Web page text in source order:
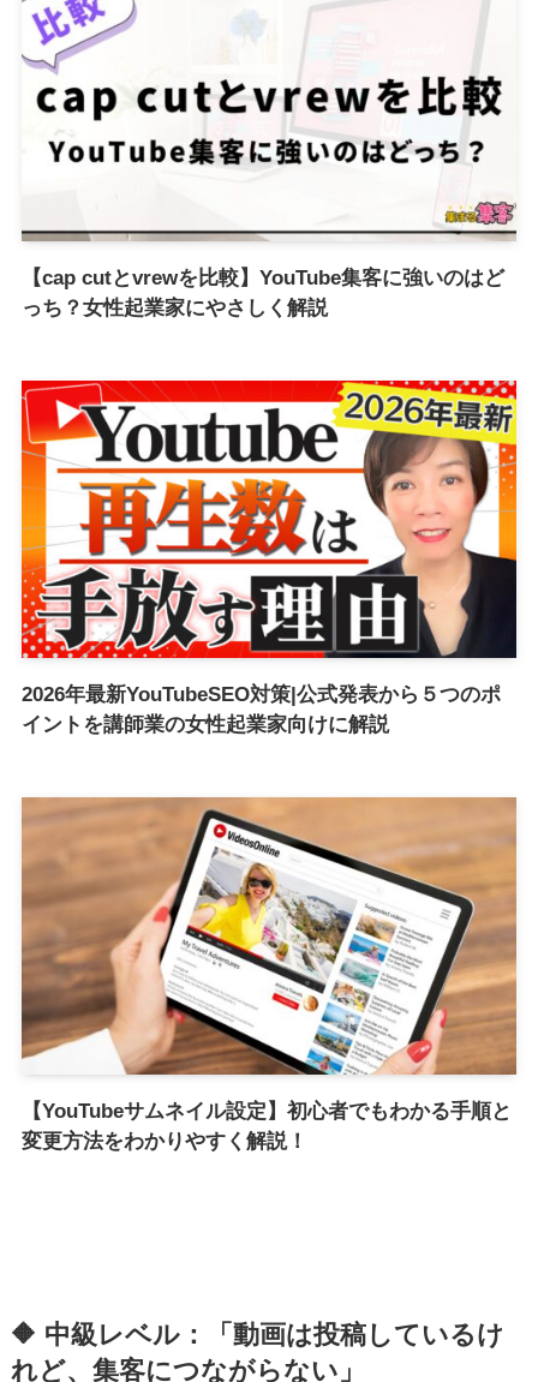
【cap cutとvrewを比較】YouTube集客に強いのはど
っち？女性起業家にやさしく解説
2026年最新YouTubeSEO対策|公式発表から５つのポ
イントを講師業の女性起業家向けに解説
【YouTubeサムネイル設定】初心者でもわかる手順と
変更方法をわかりやすく解説！
🔶 中級レベル：「動画は投稿しているけ
れど、集客につながらない」